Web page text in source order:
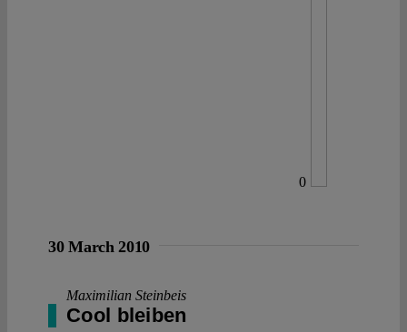
0
30 March 2010
Maximilian Steinbeis
Cool bleiben